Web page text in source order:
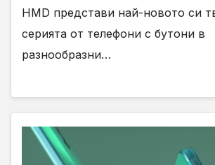
HMD представи най-новото си
серията от телефони с бутони в
разнообразни…